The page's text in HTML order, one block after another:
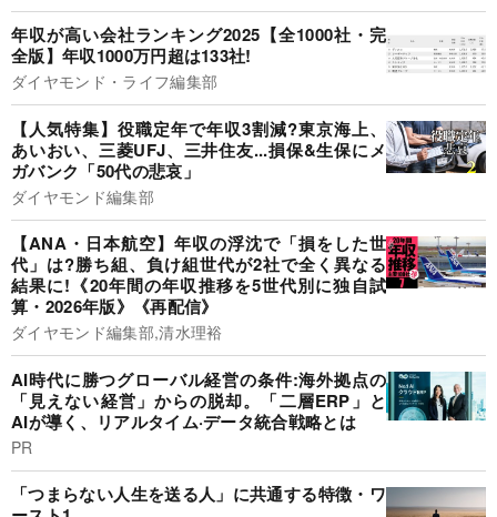
年収が高い会社ランキング2025【全1000社・完
全版】年収1000万円超は133社!
ダイヤモンド・ライフ編集部
【人気特集】役職定年で年収3割減?東京海上、
あいおい、三菱UFJ、三井住友...損保&生保にメ
ガバンク「50代の悲哀」
ダイヤモンド編集部
【ANA・日本航空】年収の浮沈で「損をした世
代」は?勝ち組、負け組世代が2社で全く異なる
結果に!《20年間の年収推移を5世代別に独自試
算・2026年版》《再配信》
ダイヤモンド編集部,清水理裕
AI時代に勝つグローバル経営の条件:海外拠点の
「見えない経営」からの脱却。「二層ERP」と
AIが導く、リアルタイム·データ統合戦略とは
PR
「つまらない人生を送る人」に共通する特徴・ワ